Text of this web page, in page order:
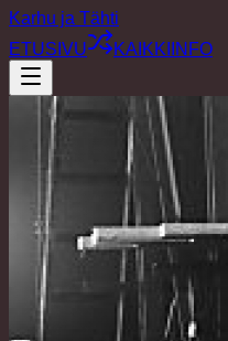
Karhu ja Tähti
ETUSIVU
KAIKKI INFO